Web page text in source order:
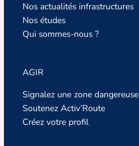
Nos actualités infrastructures
Nos études
Qui sommes-nous ?
AGIR
Signalez une zone dangereuse
Soutenez Activ’Route
Créez votre profil